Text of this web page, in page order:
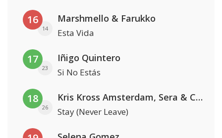
16
14
Marshmello & Farukko
Esta Vida
17
23
Iñigo Quintero
Si No Estás
18
26
Kris Kross Amsterdam, Sera & Conor Maynard
Stay (Never Leave)